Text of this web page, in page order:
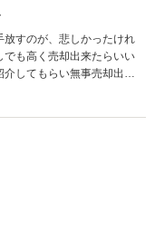
すのが、悲しかったけれ
でも高く売却出来たらいい
してもらい無事売却出来